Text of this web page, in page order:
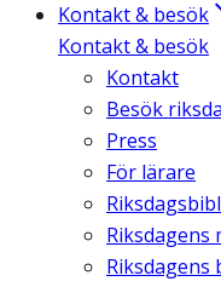
Kontakt & besök
Kontakt & besök
Kontakt
Besök
Press
För lärare
Riksdagens
Riksdagens